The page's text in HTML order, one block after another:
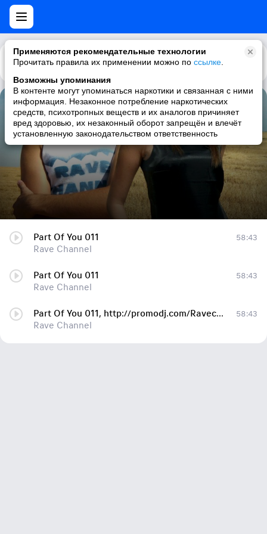
Применяются рекомендательные технологии
Прочитать правила их применении можно по ссылке
Возможны упоминания
В контенте могут упоминаться наркотики и связанная с ними
информация. Незаконное потребление наркотических
средств, психотропных веществ и их аналогов причиняет
вред здоровью, их незаконный оборот запрещён и влечёт
установленную законодательством ответственность
Каталог Рекомендации
Part Of You 011
Rave Channel
Part Of You 011
Rave Channel
58:43
Part Of You 011
Rave Channel
58:43
Part Of You 011, http://promodj.com/Ravechannel
Rave Channel
58:43